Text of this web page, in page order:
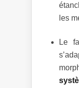
les
Le